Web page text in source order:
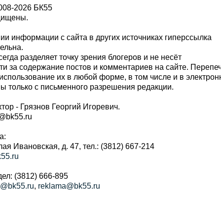
2026 БК55
информации с сайта в других источниках гиперссылка
разделяет точку зрения блогеров и не несёт
за содержание постов и комментариев на сайте.
их в любой форме, в том числе и в
с письменного разрешения редакции.
- Грязнов Георгий Игоревич.
Ивановская, д. 47, тел.: (3812) 667-214
(3812) 666-895
, reklama@bk55.ru